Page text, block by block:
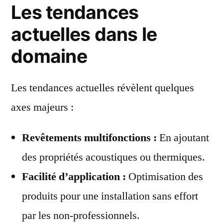
Les tendances
actuelles dans le
domaine
Les tendances actuelles révèlent quelques
axes majeurs :
Revêtements multifonctions : En ajoutant
des propriétés acoustiques ou thermiques.
Facilité d’application : Optimisation des
produits pour une installation sans effort
par les non-professionnels.